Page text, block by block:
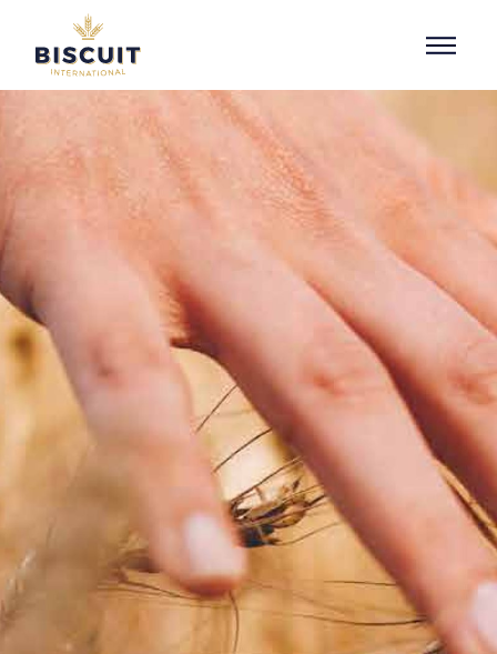
Aller au contenu